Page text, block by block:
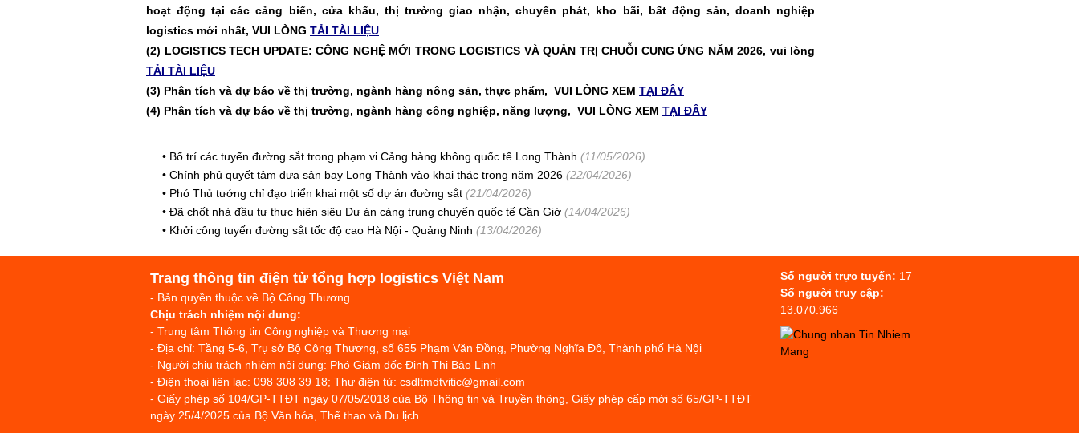
hoạt động tại các cảng biển, cửa khẩu, thị trường giao nhận, chuyển phát, kho bãi, bất động sản, doanh nghiệp
logistics mới nhất, VUI LÒNG TẢI TÀI LIỆU
(2) LOGISTICS TECH UPDATE: CÔNG NGHỆ MỚI TRONG LOGISTICS VÀ QUẢN TRỊ CHUỖI CUNG ỨNG NĂM 2026, vui lòng
TẢI TÀI LIỆU
(3) Phân tích và dự báo về thị trường, ngành hàng nông sản, thực phẩm, VUI LÒNG XEM TẠI ĐÂY
(4) Phân tích và dự báo về thị trường, ngành hàng công nghiệp, năng lượng, VUI LÒNG XEM TẠI ĐÂY
• Bố trí các tuyến đường sắt trong phạm vi Cảng hàng không quốc tế Long Thành (11/05/2026)
• Chính phủ quyết tâm đưa sân bay Long Thành vào khai thác trong năm 2026 (22/04/2026)
• Phó Thủ tướng chỉ đạo triển khai một số dự án đường sắt (21/04/2026)
• Đã chốt nhà đầu tư thực hiện siêu Dự án cảng trung chuyển quốc tế Cần Giờ (14/04/2026)
• Khởi công tuyến đường sắt tốc độ cao Hà Nội - Quảng Ninh (13/04/2026)
Trang thông tin điện tử tổng hợp logistics Việt Nam
- Bản quyền thuộc về Bộ Công Thương.
Chịu trách nhiệm nội dung:
- Trung tâm Thông tin Công nghiệp và Thương mại
- Địa chỉ: Tầng 5-6, Trụ sở Bộ Công Thương, số 655 Phạm Văn Đồng, Phường Nghĩa Đô, Thành phố Hà Nội
- Người chịu trách nhiệm nội dung: Phó Giám đốc Đinh Thị Bảo Linh
- Điện thoại liên lạc: 098 308 39 18; Thư điện tử: csdltmdtvitic@gmail.com
- Giấy phép số 104/GP-TTĐT ngày 07/05/2018 của Bộ Thông tin và Truyền thông, Giấy phép cấp mới số 65/GP-TTĐT
ngày 25/4/2025 của Bộ Văn hóa, Thể thao và Du lịch.
Số người trực tuyến: 17
Số người truy cập:
13.070.966